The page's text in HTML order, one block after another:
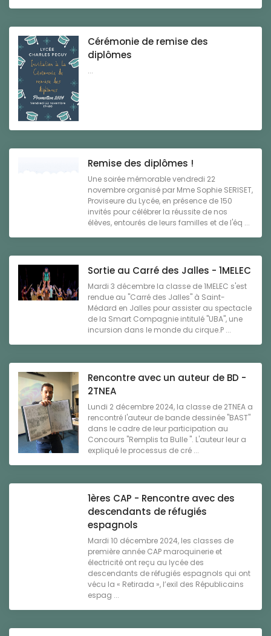
Cérémonie de remise des
diplômes
...
Remise des diplômes !
Une soirée mémorable vendredi 22
novembre organisé par Mme Sophie SERISET,
Proviseure du Lycée, en présence de 150
invités pour célébrer la réussite de nos
élèves, entourés de leurs familles et de l'éq ...
Sortie au Carré des Jalles - 1MELEC
Mardi 3 décembre la classe de 1MELEC s'est
rendue au "Carré des Jalles" à Saint-
Médard en Jalles pour assister au spectacle
de la Smart Compagnie intitulé "UBA", une
incursion dans le monde du cirque.P ...
Rencontre avec un auteur de BD -
2TNEA
Lundi 2 décembre 2024, la classe de 2TNEA a
rencontré l'auteur de bande dessinée "BAST"
dans le cadre de leur participation au
Concours "Remplis ta Bulle ". L'auteur leur a
expliqué le processus de cré ...
1ères CAP - Rencontre avec des
descendants de réfugiés
espagnols
Mardi 10 décembre 2024, les classes de
première année CAP maroquinerie et
électricité ont reçu au lycée des
descendants de réfugiés espagnols qui ont
vécu la « Retirada », l’exil des Républicains
espag ...